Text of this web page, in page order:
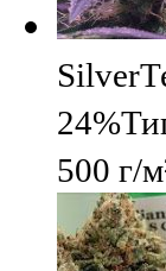
500 г/